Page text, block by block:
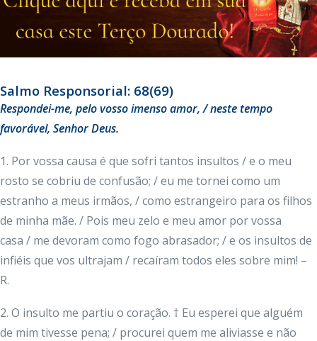
Salmo Responsorial: 68(69)
Respondei-me, pelo vosso imenso amor, / neste tempo
favorável, Senhor Deus.
1. Por vossa causa é que sofri tantos insultos / e o meu
rosto se cobriu de confusão; / eu me tornei como um
estranho a meus irmãos, / como estrangeiro para os filhos
de minha mãe. / Pois meu zelo e meu amor por vossa
casa / me devoram como fogo abrasador; / e os insultos de
infiéis que vos ultrajam / recaíram todos eles sobre mim! –
R.
2. O insulto me partiu o coração. † Eu esperei que alguém
de mim tivesse pena; / procurei quem me aliviasse e não